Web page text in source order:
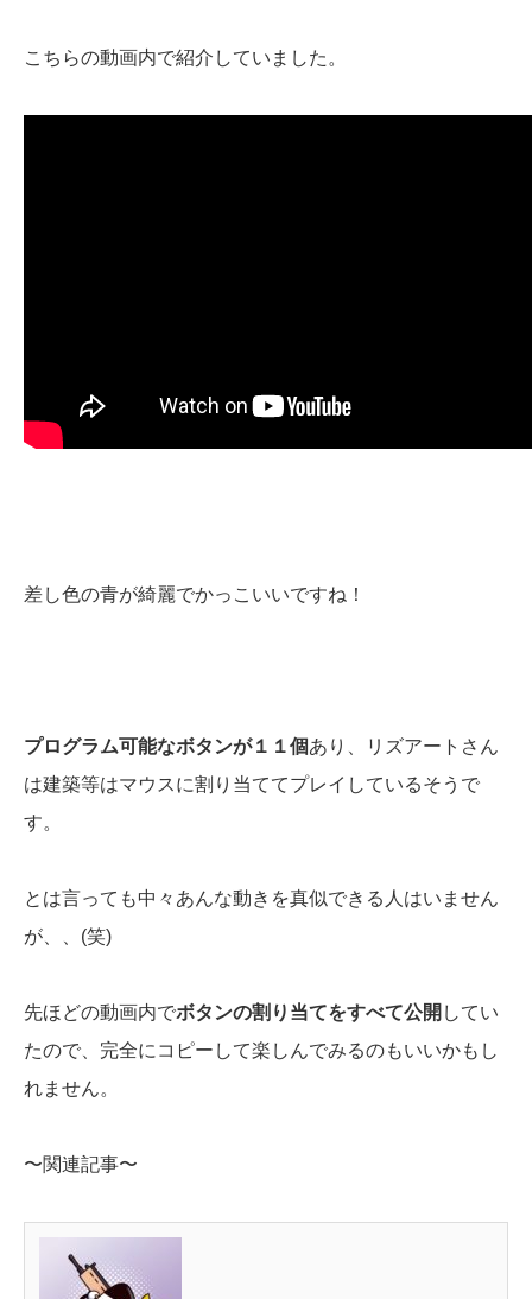
こちらの動画内で紹介していました。
差し色の青が綺麗でかっこいいですね！
プログラム可能なボタンが１１個あり、リズアートさん
は建築等はマウスに割り当ててプレイしているそうで
す。
とは言っても中々あんな動きを真似できる人はいません
が、、(笑)
先ほどの動画内でボタンの割り当てをすべて公開 してい
たので、完全にコピーして楽しんでみるのもいいかもし
れません。
〜関連記事〜